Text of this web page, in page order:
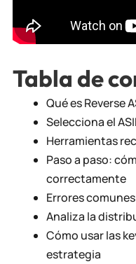
Tabla de
Qué es Reverse
Selecciona el
Herramientas
Paso a paso:
correctamente
Errores
Analiza la
Cómo usar las
estrategia